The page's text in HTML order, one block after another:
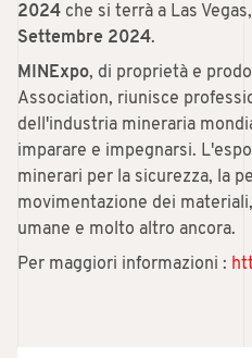
2024 che si terrà a Las
Settembre 2024.
MINExpo, di proprietà e
Association, riunisce
dell'industria mineraria
imparare e impegnarsi.
minerari per la sicurezza, la
movimentazione dei
umane e molto altro ancora.
Per maggiori informazioni :